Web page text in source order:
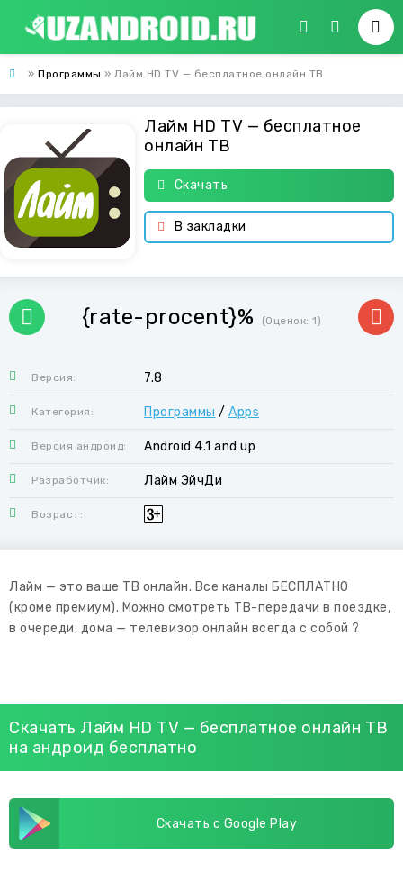
» Программы » Лайм HD TV — бесплатное онлайн ТВ
Лайм HD TV — бесплатное
онлайн ТВ
Скачать
В закладки
{rate-procent}% (Оценок:1)
Версия: 7.8
Категория: Программы / Apps
Версия андроид: Android 4.1 and up
Разработчик: Лайм ЭйчДи
Возраст:
Лайм — это ваше ТВ онлайн. Все каналы БЕСПЛАТНО
(кроме премиум). Можно смотреть ТВ-передачи в поездке,
в очереди, дома — телевизор онлайн всегда с собой ?
Скачать Лайм HD TV — бесплатное онлайн ТВ
на андроид бесплатно
Скачать с Google Play